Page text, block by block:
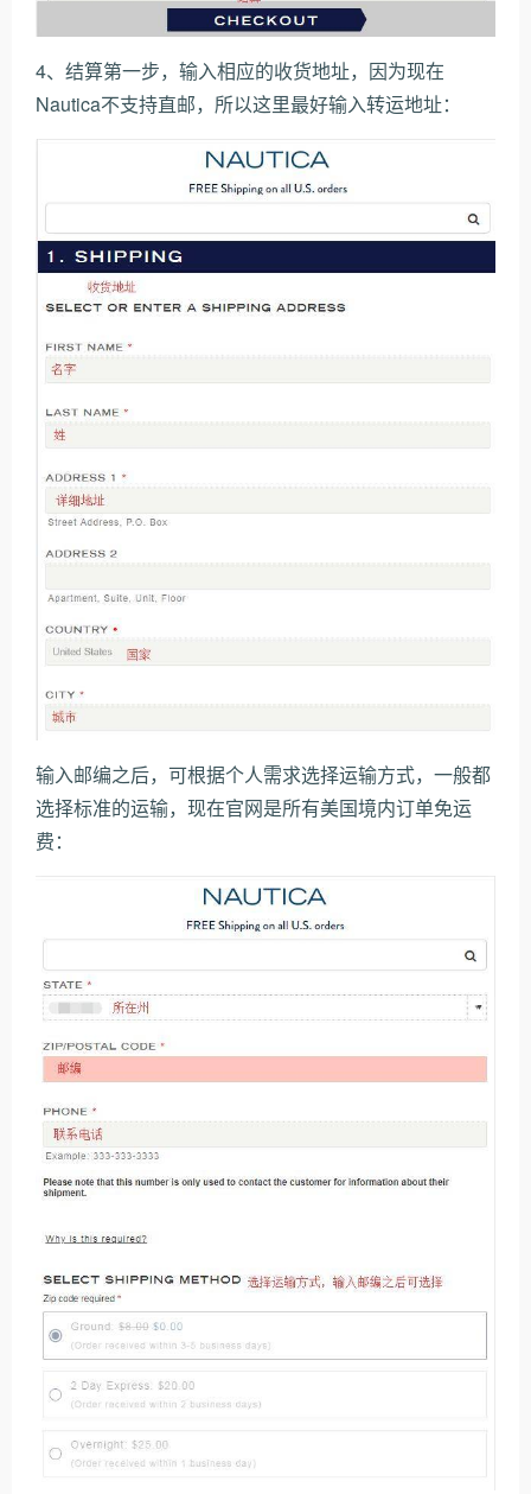
4、结算第一步，输入相应的收货地址，因为现在
Nautica不支持直邮，所以这里最好输入转运地址：
输入邮编之后，可根据个人需求选择运输方式，一般都
选择标准的运输，现在官网是所有美国境内订单免运
费：